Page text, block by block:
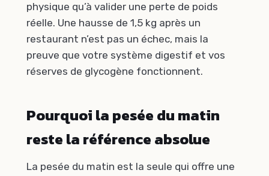
physique qu’à valider une perte de poids
réelle. Une hausse de 1,5 kg après un
restaurant n’est pas un échec, mais la
preuve que votre système digestif et vos
réserves de glycogène fonctionnent.
Pourquoi la pesée du matin
reste la référence absolue
La pesée du matin est la seule qui offre une